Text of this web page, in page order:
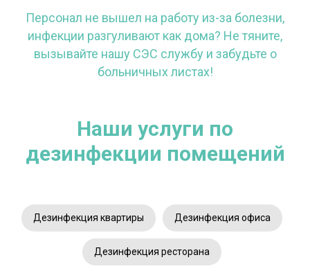
Персонал не вышел на работу из-за болезни,
инфекции разгуливают как дома? Не тяните,
вызывайте нашу СЭС службу и забудьте о
больничных листах!
Наши услуги по
дезинфекции помещений
Дезинфекция квартиры Дезинфекция офиса
Дезинфекция ресторана